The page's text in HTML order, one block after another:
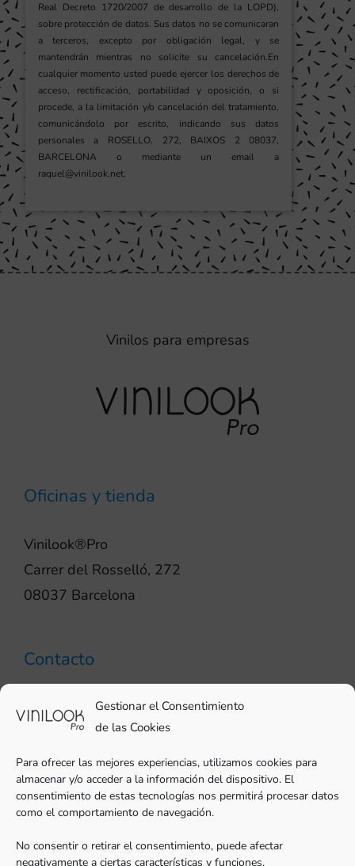
Gestionar el Consentimiento
de las Cookies
Para ofrecer las mejores experiencias, utilizamos cookies para
almacenar y/o acceder a la información del dispositivo. El
consentimiento de estas tecnologías nos permitirá procesar datos
como el comportamiento de navegación.
No consentir o retirar el consentimiento, puede afectar
negativamente a ciertas características y funciones.
Real Decreto 1720/2007 de desarrollo de la LOPD),
sobre protección de datos. Sus datos no se comunicaran
a terceros, excepto por obligación legal, y se
mantendrán mientras no solicite su cancelación.En
cualquier momento usted puede ejercer los derechos de
acceso, rectificación, portabilidad y oposición, o si
procede, a la limitación y/o cancelación del tratamiento,
comunicándolo por escrito, indicando sus datos
personales a ROSELLO, 272, BAIXOS 2 08037,
BARCELONA o mediante un email a
raquel@vinilook.net.
Vinilos para empresas
Oficinas y tienda
Vinilook®Pro
Carrer del Rosselló, 272
08037 Barcelona
Contacto
pro@vinilook.es
Vinilos decorativos envinilook.net